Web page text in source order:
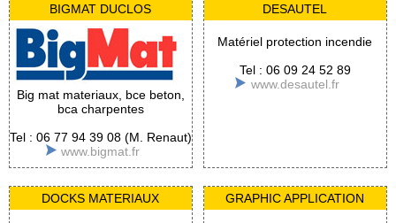
BIGMAT DUCLOS
Big mat materiaux, bce beton,
bca charpentes
Tel : 06 77 94 39 08 (M. Renaut)
www.bigmat.fr
DESAUTEL
Matériel protection incendie
Tel : 06 09 24 52 89
www.desautel.fr
DOCKS MATERIAUX GRAPHIC APPLICATION